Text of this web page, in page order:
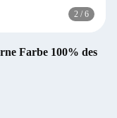
2 / 6
Farbe 100% des